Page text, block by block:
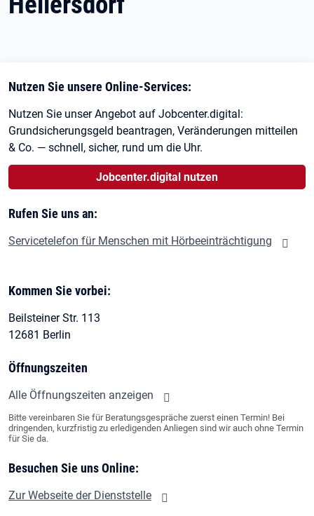
Nutzen Sie unsere Online-Services:
Nutzen Sie unser Angebot auf Jobcenter.digital:
Grundsicherungsgeld beantragen, Veränderungen mitteilen
& Co. — schnell, sicher, rund um die Uhr.
Jobcenter.digital nutzen
Rufen Sie uns an:
Servicetelefon für Menschen mit Hörbeeinträchtigung
Kommen Sie vorbei:
Beilsteiner Str. 113
12681 Berlin
Öffnungszeiten
Alle Öffnungszeiten anzeigen
Bitte vereinbaren Sie für Beratungsgespräche zuerst einen Termin! Bei
dringenden, kurzfristig zu erledigenden Anliegen sind wir auch ohne Termin
für Sie da.
Besuchen Sie uns Online:
Zur Webseite der Dienststelle